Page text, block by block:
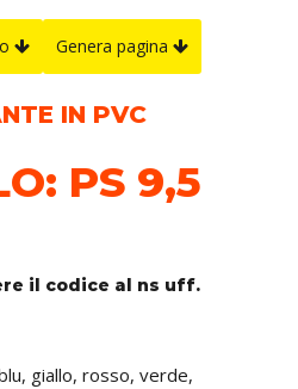
Genera pagina
IN PVC
PS 9,5
il codice al ns uff.
giallo, rosso, verde,